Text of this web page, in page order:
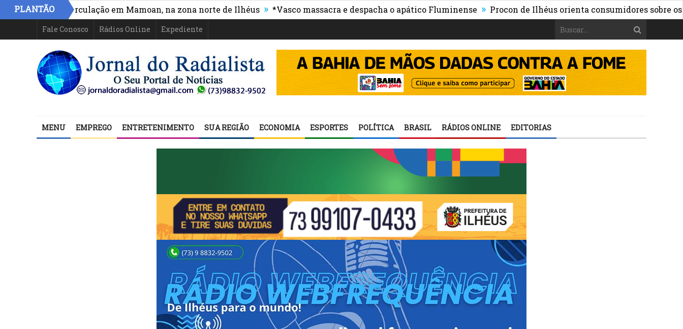
PLANTÃO
e circulação em Mamoan, na zona norte de Ilhéus » *Vasco massacra e despacha o apático Fluminense » Procon de Ilhéus orienta consumidores sobre os riscos
Fale Conosco Rádios Online Expediente
MENU EMPREGO ENTRETENIMENTO SUA REGIÃO ECONOMIA ESPORTES POLÍTICA BRASIL RÁDIOS ONLINE EDITORIAS